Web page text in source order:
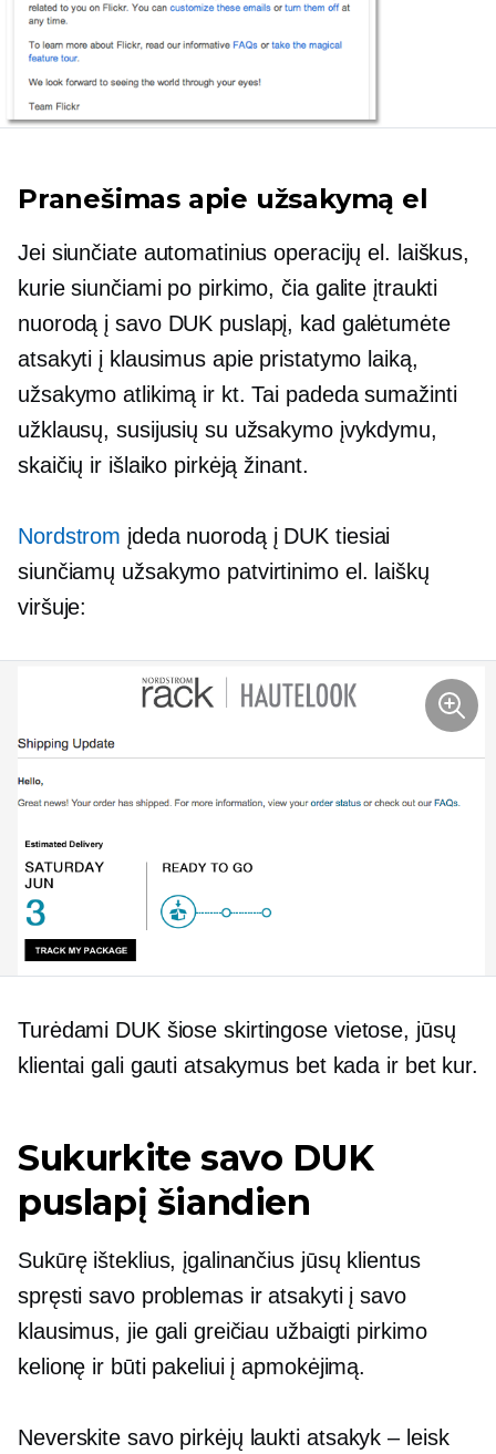
Pranešimas apie užsakymą el
Jei siunčiate automatinius operacijų el. laiškus,
kurie siunčiami po pirkimo, čia galite įtraukti
nuorodą į savo DUK puslapį, kad galėtumėte
atsakyti į klausimus apie pristatymo laiką,
užsakymo atlikimą ir kt. Tai padeda sumažinti
užklausų, susijusių su užsakymo įvykdymu,
skaičių ir išlaiko pirkėją žinant.
Nordstrom įdeda nuorodą į DUK tiesiai
siunčiamų užsakymo patvirtinimo el. laiškų
viršuje:
Turėdami DUK šiose skirtingose ​​vietose, jūsų
klientai gali gauti atsakymus bet kada ir bet kur.
Sukurkite savo DUK
puslapį šiandien
Sukūrę išteklius, įgalinančius jūsų klientus
spręsti savo problemas ir atsakyti į savo
klausimus, jie gali greičiau užbaigti pirkimo
kelionę ir būti pakeliui į apmokėjimą.
Neverskite savo pirkėjų laukti atsakyk – leisk